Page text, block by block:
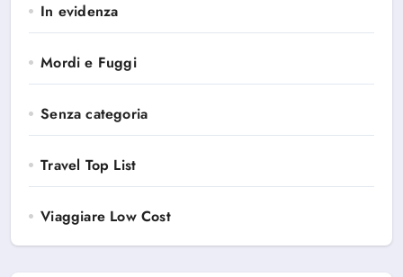
In evidenza
Mordi e Fuggi
Senza categoria
Travel Top List
Viaggiare Low Cost